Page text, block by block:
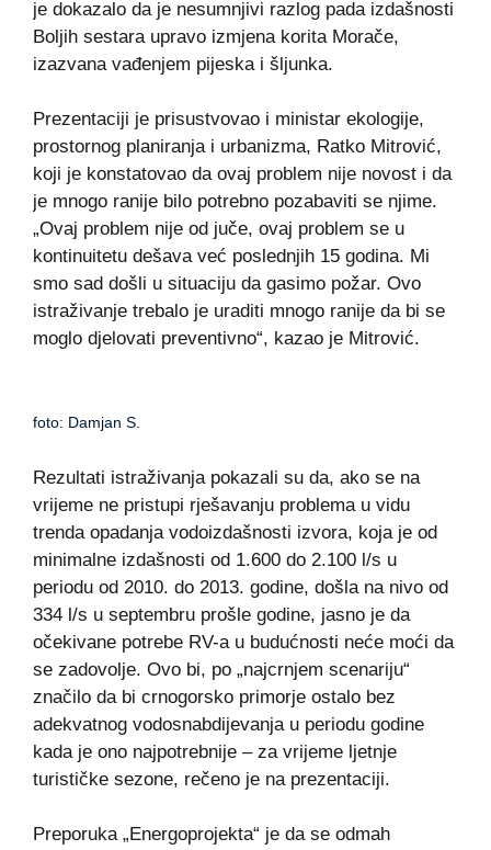
je dokazalo da je nesumnjivi razlog pada izdašnosti
Boljih sestara upravo izmjena korita Morače,
izazvana vađenjem pijeska i šljunka.
Prezentaciji je prisustvovao i ministar ekologije,
prostornog planiranja i urbanizma, Ratko Mitrović,
koji je konstatovao da ovaj problem nije novost i da
je mnogo ranije bilo potrebno pozabaviti se njime.
„Ovaj problem nije od juče, ovaj problem se u
kontinuitetu dešava već poslednjih 15 godina. Mi
smo sad došli u situaciju da gasimo požar. Ovo
istraživanje trebalo je uraditi mnogo ranije da bi se
moglo djelovati preventivno“, kazao je Mitrović.
foto: Damjan S.
Rezultati istraživanja pokazali su da, ako se na
vrijeme ne pristupi rješavanju problema u vidu
trenda opadanja vodoizdašnosti izvora, koja je od
minimalne izdašnosti od 1.600 do 2.100 l/s u
periodu od 2010. do 2013. godine, došla na nivo od
334 l/s u septembru prošle godine, jasno je da
očekivane potrebe RV-a u budućnosti neće moći da
se zadovolje. Ovo bi, po „najcrnjem scenariju“
značilo da bi crnogorsko primorje ostalo bez
adekvatnog vodosnabdijevanja u periodu godine
kada je ono najpotrebnije – za vrijeme ljetnje
turističke sezone, rečeno je na prezentaciji.
Preporuka „Energoprojekta“ je da se odmah